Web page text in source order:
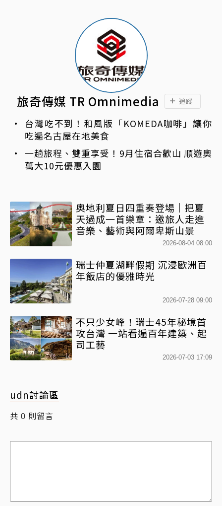
旅奇傳媒 TR Omnimedia 追蹤
台灣吃不到！和風版「KOMEDA咖啡」讓你
吃遍名古屋在地美食
一趟旅程、雙重享受！9月住宿合歡山 順遊奧
萬大10元優惠入園
奧地利夏日四重奏登場｜把夏
天過成一首樂章：邀旅人走進
音樂、藝術與阿爾卑斯山景
2026-08-04 08:00
瑞士仲夏湖畔假期 沉浸歐洲百
年飯店的優雅時光
2026-07-28 09:00
不只少女峰！瑞士45年秘境首
攻台灣 一站看遍百年建築、起
司工藝
2026-07-03 17:09
udn討論區
共 0 則留言